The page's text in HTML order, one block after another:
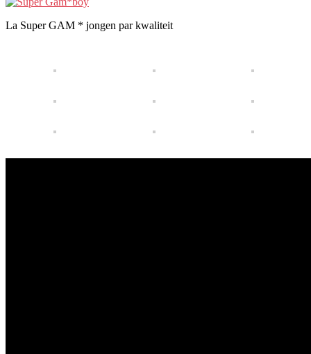
La Super GAM * jongen par kwaliteit